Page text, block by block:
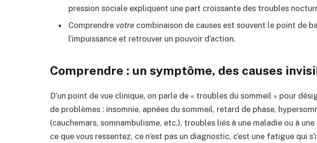
pression sociale expliquent une part croissante des troubles
Comprendre votre combinaison de causes est souvent le point de
l’impuissance et retrouver un pouvoir d’action.
Comprendre : un symptôme, des causes
D’un point de vue clinique, on parle de « troubles du sommeil » pour
de problèmes : insomnie, apnées du sommeil, retard de phase,
(cauchemars, somnambulisme, etc.), troubles liés à une maladie ou à
ce que vous ressentez, ce n’est pas un diagnostic, c’est une fatigue qui